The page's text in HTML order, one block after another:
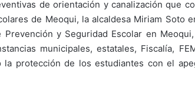
de orientación y canalización que
de Meoqui, la alcaldesa Miriam Soto
Prevención y Seguridad Escolar en
municipales, estatales, Fiscalía,
la protección de los estudiantes con el